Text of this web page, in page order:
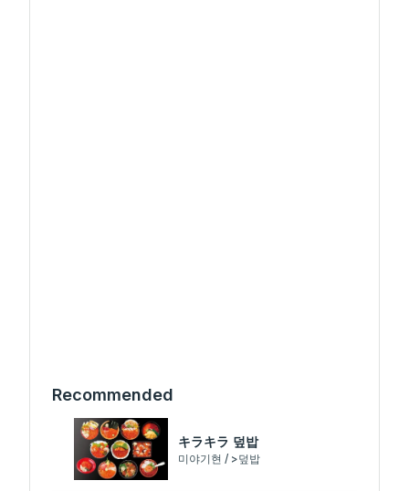
Recommended
キラキラ 덮밥
미야기현 / >덮밥